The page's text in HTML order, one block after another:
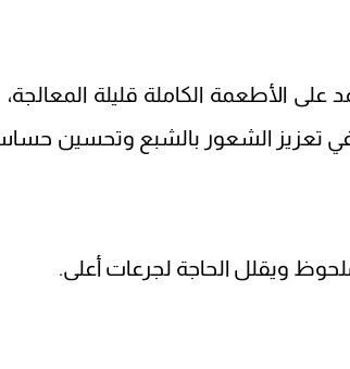
على الأطعمة الكاملة قليلة
في تعزيز الشعور بالشبع وتحسين
ويقلل الحاجة لجرعات أعلى.